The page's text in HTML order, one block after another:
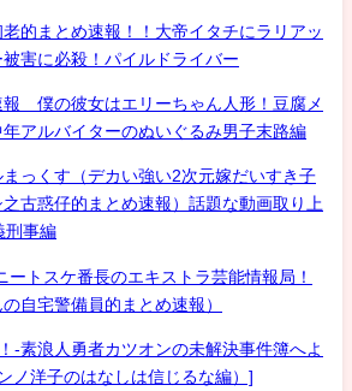
的まとめ速報！！大帝イタチにラリアッ
被害に必殺！パイルドライバー
報 僕の彼女はエリーちゃん人形！豆腐メ
アルバイターのぬいぐるみ男子末路編
っくす（デカい強い2次元嫁だいすき子
古惑仔的まとめ速報）話題な動画取り上
刑事編
ートスケ番長のエキストラ芸能情報局！
自宅警備員的まとめ速報）
-素浪人勇者カツオンの未解決事件簿へよ
ノ洋子のはなしは信じるな編）]